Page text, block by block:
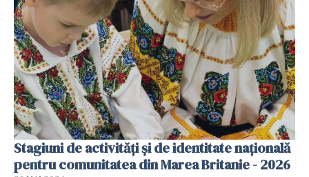
Stagiuni de activități și de identitate națională
pentru comunitatea din Marea Britanie - 2026